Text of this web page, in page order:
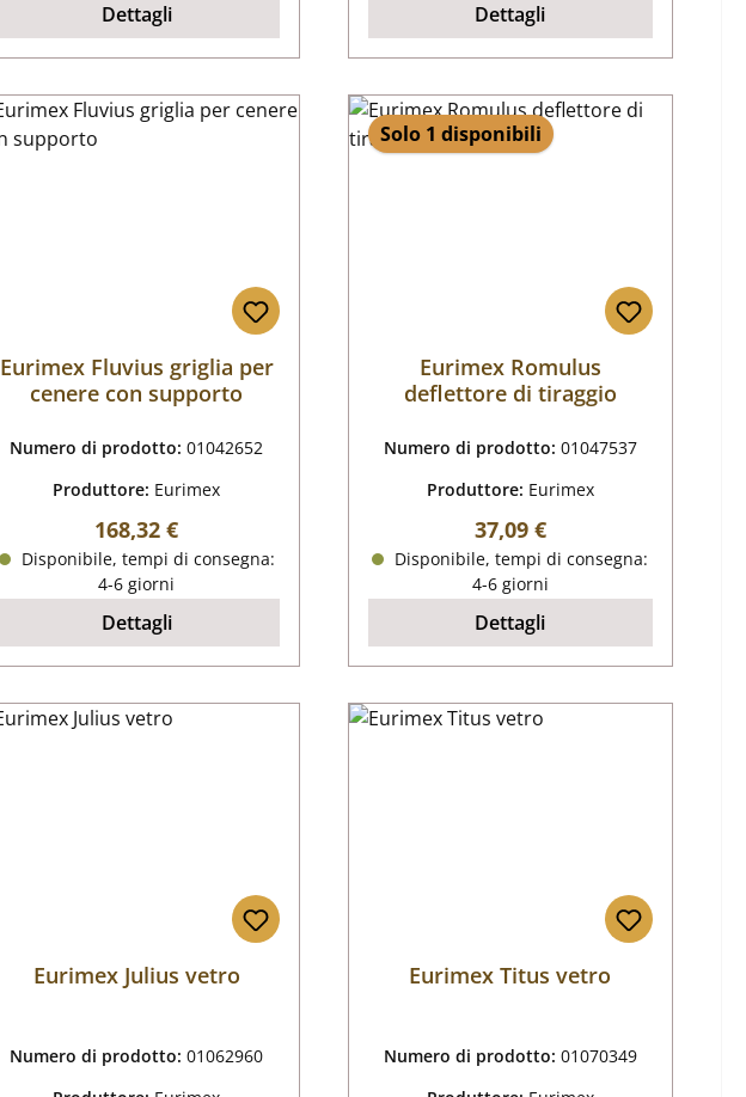
Dettagli Dettagli
Eurimex Fluvius griglia per
cenere con supporto
Numero di prodotto:01042652
Produttore: Eurimex
Prezzo normale:
168,32 €
Disponibile, tempi di consegna:
4-6 giorni
Dettagli
Solo 1 disponibili
Eurimex Romulus
deflettore di tiraggio
Numero di prodotto: 01047537
Produttore: Eurimex
Prezzo normale:
37,09 €
Disponibile, tempi di consegna:
4-6 giorni
Dettagli
Eurimex Julius vetro
Numero di prodotto:01062960
Eurimex Titus vetro
Numero di prodotto: 01070349